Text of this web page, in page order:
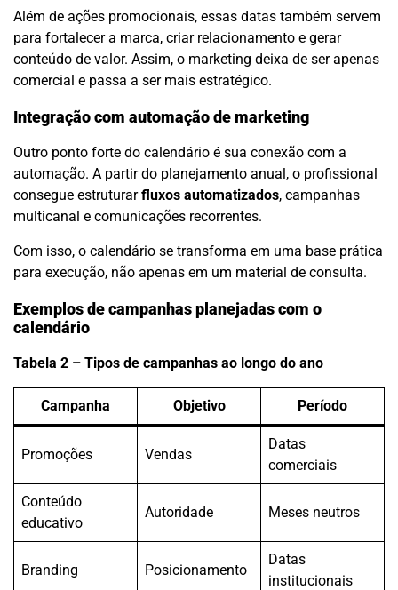
Além de ações promocionais, essas datas também servem
para fortalecer a marca, criar relacionamento e gerar
conteúdo de valor. Assim, o marketing deixa de ser apenas
comercial e passa a ser mais estratégico.
Integração com automação de marketing
Outro ponto forte do calendário é sua conexão com a
automação. A partir do planejamento anual, o profissional
consegue estruturarfluxos automatizados, campanhas
multicanal e comunicações recorrentes.
Com isso, o calendário se transforma em uma base prática
para execução, não apenas em um material de consulta.
Exemplos de campanhas planejadas com o
calendário
Tabela 2 – Tipos de campanhas ao longo do ano
Campanha Objetivo Período
Promoções Vendas
Datas
comerciais
Conteúdo
educativo
Autoridade Meses neutros
Branding Posicionamento
Datas
institucionais